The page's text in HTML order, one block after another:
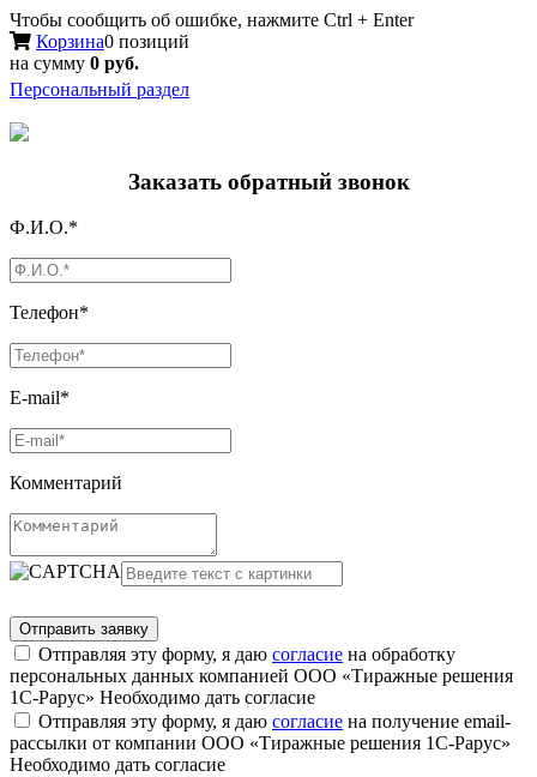
Чтобы сообщить об ошибке, нажмите Ctrl + Enter
Корзина0 позиций
на сумму 0 руб.
Персональный раздел
Заказать обратный звонок
Ф.И.О.*
Телефон*
E-mail*
Комментарий
Отправляя эту форму, я даю согласие на обработку
персональных данных компанией ООО «Тиражные решения
1С-Рарус» Необходимо дать согласие
Отправляя эту форму, я даю согласие на получение email-
рассылки от компании ООО «Тиражные решения 1С-Рарус»
Необходимо дать согласие